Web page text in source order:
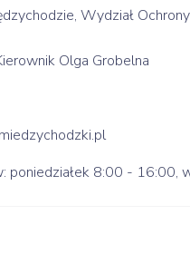
Wydział
Olga Grobelna
poniedziałek 8:00 -